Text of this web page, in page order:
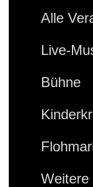
Alle
Live-
Bühne
Weitere